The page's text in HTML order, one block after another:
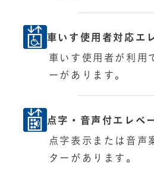
車いす使用者対応エ
車いす使用者が利用
ーがあります。
点字・音声付エレベ
点字表示または音声
ターがあります。